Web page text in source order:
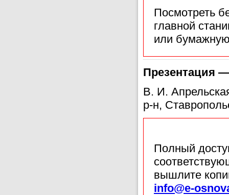
Посмотреть
главной
или
Презентация
В. И.
р-н,
Полный
вышлите
info@e-